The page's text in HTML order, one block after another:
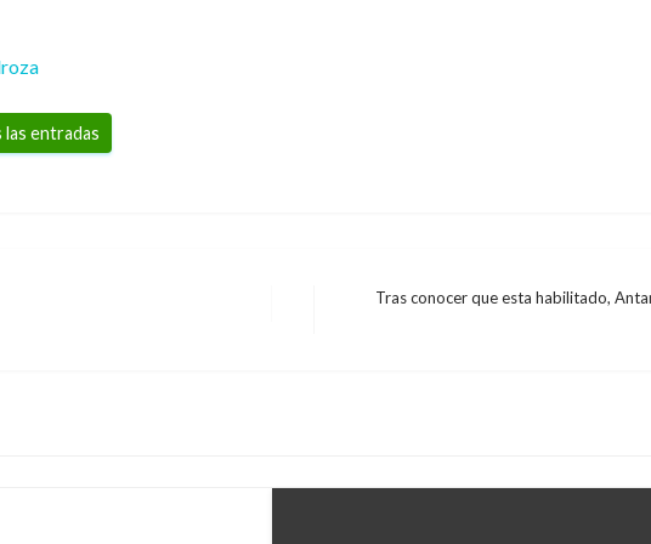
entradas
Tras conocer que esta habilitado,
Andrade